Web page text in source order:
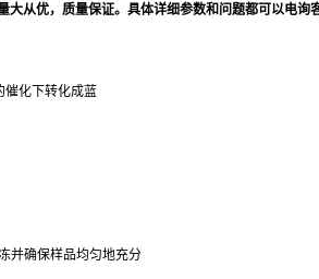
从优，质量保证。具体详细参数和问题都可以电询
催化下转化成蓝
并确保样品均匀地充分